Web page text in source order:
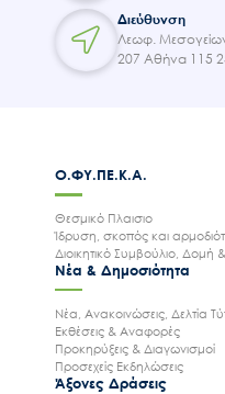
Διεύθυνση
Λεωφ.
207 Αθήνα 115
Ο.ΦΥ.ΠΕ.Κ.Α.
Θεσμικό Πλαισιο
Ίδρυση, σκοπός και
Διοικητικό Συμβούλιο,
Νέα & Δημοσιότητα
Νέα, Ανακοινώσεις, Δελτία
Εκθέσεις & Αναφορές
Προκηρύξεις & Διαγωνισμοί
Προσεχείς Εκδηλώσεις
Άξονες Δράσεις